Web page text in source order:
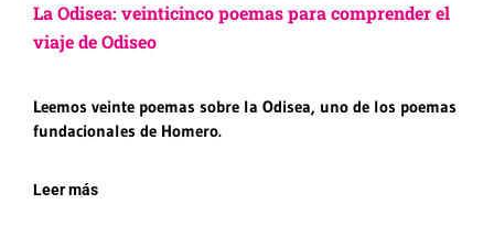
La Odisea: veinticinco poemas para comprender el
viaje de Odiseo
Leemos veinte poemas sobre la Odisea, uno de los poemas
fundacionales de Homero.
Leer más